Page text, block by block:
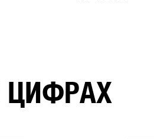
ЦИФРАХ